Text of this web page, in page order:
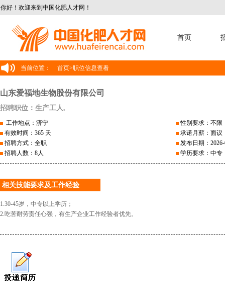
你好！欢迎来到中国化肥人才网！
首页
当前位置： 首页>职位信息查看
山东爱福地生物股份有限公司
招聘职位：生产工人,
工作地点：济宁
有效时间：365 天
招聘方式：全职
招聘人数：8人
性别要求：不限
承诺月薪：面议
发布日期：
学历要求：中专
相关技能要求及工作经验
1.30-45岁，中专以上学历；
2.吃苦耐劳责任心强，有生产企业工作经验者优先。